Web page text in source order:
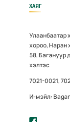
ХАЯГ
Улаанбаатар
хороо, Наран
58, Багануур
хэлтэс
7021-0021,
И-мэйл: